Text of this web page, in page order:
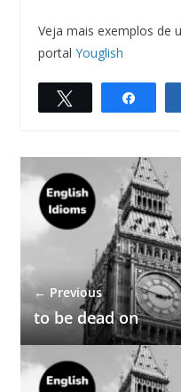
Veja mais exemplos de
portal Youglish
← Previous
to be dead on